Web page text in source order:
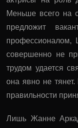
Меньше всего на
предложит
профессионалом,
совершенно не
трудом удается
она явно не
правильности
Лишь Жанне